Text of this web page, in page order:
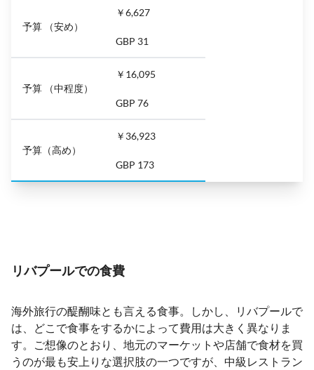
予算 （安め）
￥6,627
GBP 31
予算 （中程度）
￥16,095
GBP 76
予算（高め）
￥36,923
GBP 173
リバプールでの食費
海外旅行の醍醐味とも言える食事。しかし、リバプールで
は、どこで食事をするかによって費用は大きく異なりま
す。ご想像のとおり、地元のマーケットや店舗で食材を買
うのが最も安上りな選択肢の一つですが、中級レストラン